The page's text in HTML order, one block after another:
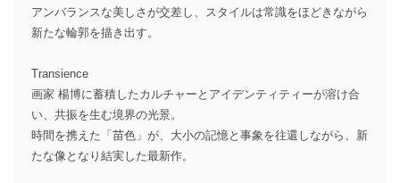
アンバランスな美しさが交差し、スタイルは常識をほどきながら
新たな輪郭を描き出す。
Transience
画家 楊博に蓄積したカルチャーとアイデンティティーが溶け合
い、共振を生む境界の光景。
時間を携えた「苗色」が、大小の記憶と事象を往還しながら、新
たな像となり結実した最新作。